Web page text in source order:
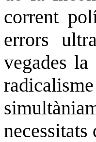
corrent
errors
vegades